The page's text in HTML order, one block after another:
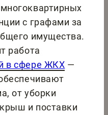
с графами за
имущества.
работа
в сфере ЖКХ —
от уборки
и поставки